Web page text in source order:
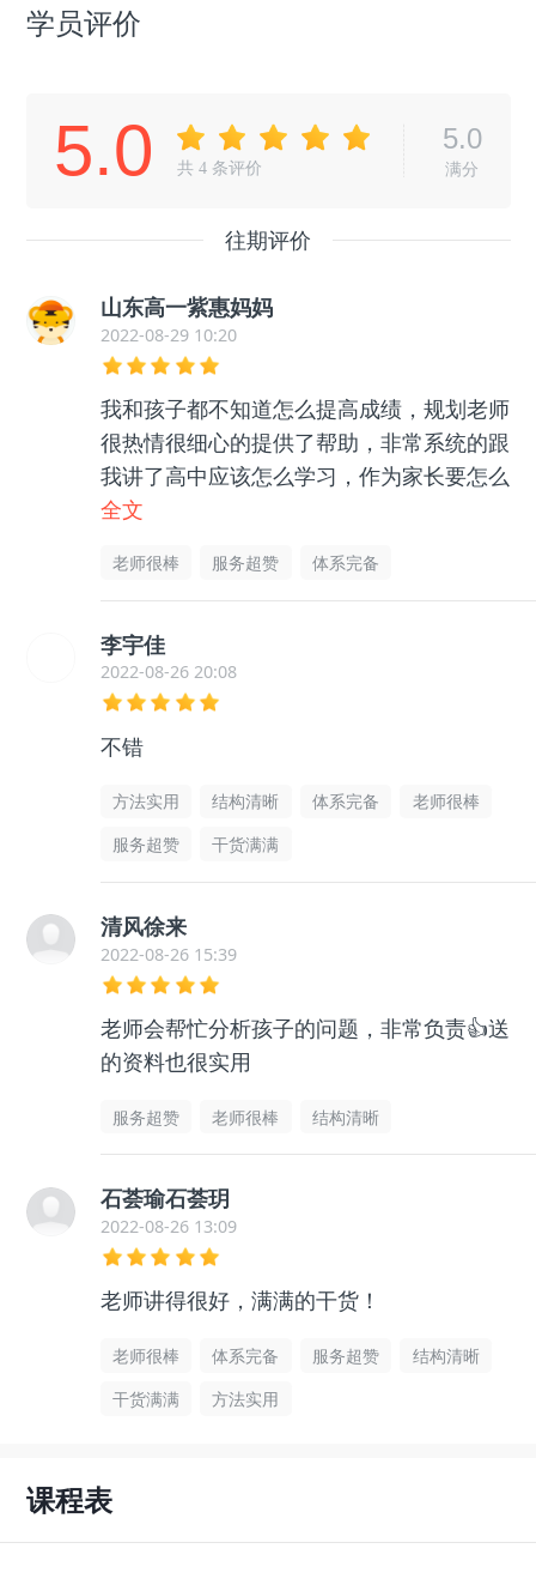
学员评价
5.0 共4 条评价
5.0
满分
往期评价
山东高一紫惠妈妈
2022-08-29 10:20
我和孩子都不知道怎么提高成绩，规划老师
很热情很细心的提供了帮助，非常系统的跟
我讲了高中应该怎么学习，作为家长要怎么
帮助孩子等等很多东西，孩子和我都没有那
用的
全文
老师很棒 服务超赞 体系完备
李宇佳
2022-08-26 20:08
不错
方法实用 结构清晰 体系完备
老师很棒
服务超赞
干货满满
清风徐来
2022-08-26 15:39
老师会帮忙分析孩子的问题，非常负责👍送
的资料也很实用
服务超赞 老师很棒 结构清晰
石荟瑜石荟玥
2022-08-26 13:09
老师讲得很好，满满的干货！
老师很棒 体系完备 服务超赞
结构清晰
干货满满
方法实用
课程表